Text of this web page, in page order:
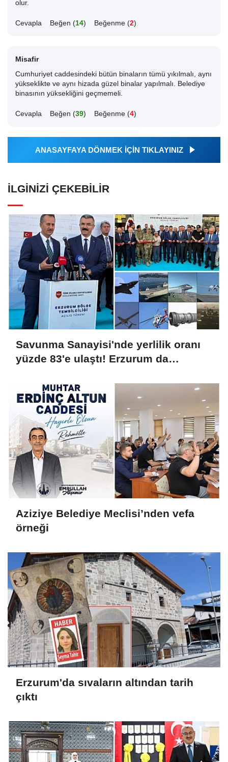
olur.
Cevapla Beğen (14) Beğenme (2)
Misafir
Cumhuriyet caddesindeki bütün binaların tümü yıkılmalı, aynı
yükseklikte ve aynı hizada güzel binalar yapılmalı. Belediye
binasının yüksekliğini geçmemeli.
Cevapla Beğen (39) Beğenme (4)
ANASAYFAYA DÖNMEK İÇİN TIKLAYINIZ
İLGINIZI ÇEKEBILIR
Savunma Sanayisi'nde yerlilik oranı
yüzde 83'e ulaştı! Erzurum da
Aziziye Belediye Meclisi’nden vefa
örneği
Erzurum'da sıvaların altından tarih
çıktı